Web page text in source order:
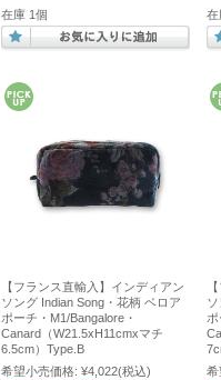
在庫 1個
在
【フランス直輸入】インディアン
ソング Indian Song・花柄 ベロア
ポーチ・M1/Bangalore・
Canard（W21.5xH11cmxマチ
6.5cm）Type.B
希望小売価格: ¥4,022(税込)
希